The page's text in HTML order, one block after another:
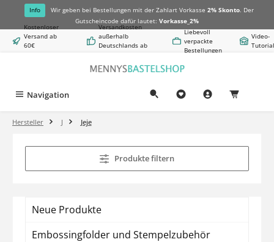
springen
Info Wir geben bei Bestellungen mit der Zahlart Vorkasse 2% Skonto. Der
Gutscheincode dafür lautet: Vorkasse_2%
Kostenloser
Versand ab
60€
Versandkosten
außerhalb
Deutschlands ab
Liebevoll
verpackte
Bestellungen
Video-
Navigation
Hersteller J Jeje
Produkte filtern
Neue Produkte
Embossingfolder und Stempelzubehör